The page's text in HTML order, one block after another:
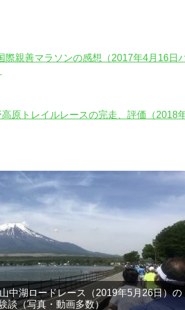
際親善マラソンの感想（2017年4月16日
原トレイルレースの完走、評価（2018
中湖ロードレース（2019年5月26日）の
談（写真・動画多数）